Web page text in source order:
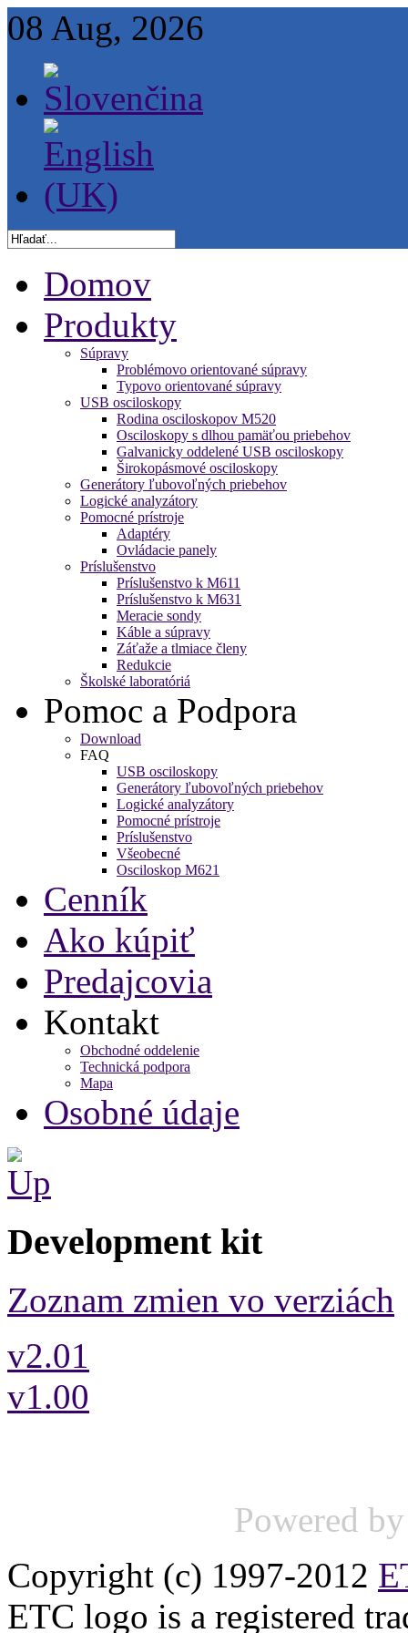
08 Aug, 2026
Domov
Produkty
Súpravy
Problémovo orientované súpravy
Typovo orientované súpravy
USB osciloskopy
Rodina osciloskopov M520
Osciloskopy s dlhou pamäťou priebehov
Galvanicky oddelené USB osciloskopy
Širokopásmové osciloskopy
Generátory ľubovoľných priebehov
Logické analyzátory
Pomocné prístroje
Adaptéry
Ovládacie panely
Príslušenstvo
Príslušenstvo k M611
Príslušenstvo k M631
Meracie sondy
Káble a súpravy
Záťaže a tlmiace členy
Redukcie
Školské laboratóriá
Pomoc a Podpora
Download
FAQ
USB osciloskopy
Generátory ľubovoľných priebehov
Logické analyzátory
Pomocné prístroje
Príslušenstvo
Všeobecné
Osciloskop M621
Cenník
Ako kúpiť
Predajcovia
Kontakt
Obchodné oddelenie
Technická podpora
Mapa
Osobné údaje
Development kit
Zoznam zmien vo verziách
v2.01
v1.00
Powered
Copyright (c) 1997-2012
ETC logo is a registered